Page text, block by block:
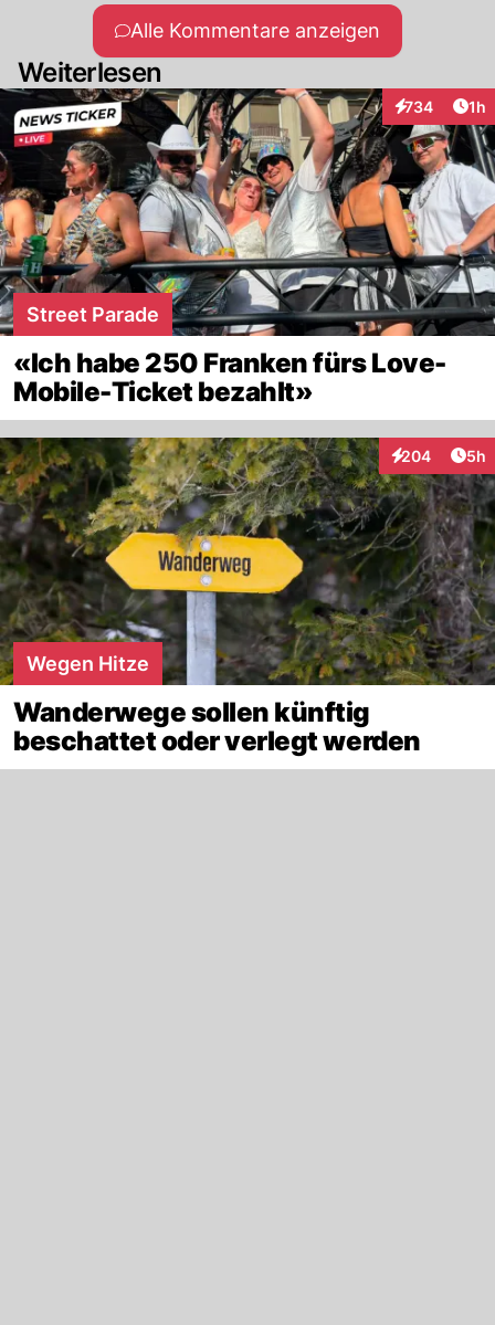
Alle Kommentare anzeigen
Weiterlesen
734
Interaktionen
1h
Street Parade
«Ich habe 250 Franken fürs Love-
Mobile-Ticket bezahlt»
204
Interaktionen
5h
Wegen Hitze
Wanderwege sollen künftig
beschattet oder verlegt werden